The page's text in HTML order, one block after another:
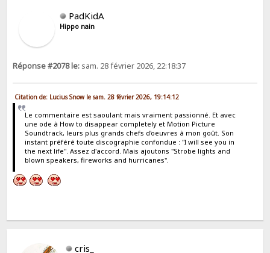
PadKidA
Hippo nain
Réponse #2078 le: sam. 28 février 2026, 22:18:37
Citation de: Lucius Snow le sam. 28 février 2026, 19:14:12
Le commentaire est saoulant mais vraiment passionné. Et avec
une ode à How to disappear completely et Motion Picture
Soundtrack, leurs plus grands chefs d'oeuvres à mon goût. Son
instant préféré toute discographie confondue : "I will see you in
the next life". Assez d'accord. Mais ajoutons "Strobe lights and
blown speakers, fireworks and hurricanes".
cris_